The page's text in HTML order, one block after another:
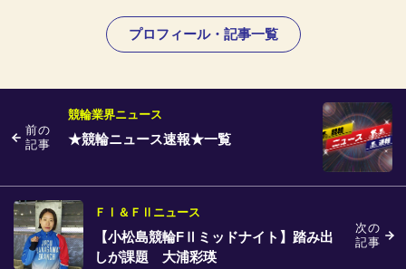
プロフィール・記事一覧
前の
記事
競輪業界ニュース
★競輪ニュース速報★一覧
次の
記事
ＦⅠ＆ＦⅡニュース
【小松島競輪FⅡミッドナイト】踏み出
しが課題 大浦彩瑛